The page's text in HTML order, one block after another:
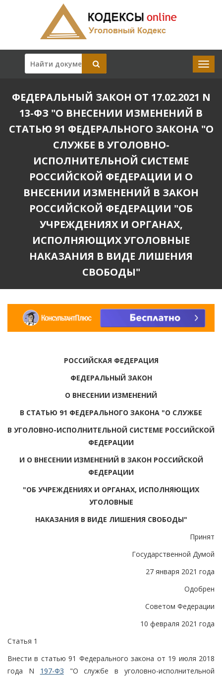
ФЕДЕРАЛЬНЫЙ ЗАКОН ОТ 17.02.2021 N
13-ФЗ "О ВНЕСЕНИИ ИЗМЕНЕНИЙ В
СТАТЬЮ 91 ФЕДЕРАЛЬНОГО ЗАКОНА "О
СЛУЖБЕ В УГОЛОВНО-
ИСПОЛНИТЕЛЬНОЙ СИСТЕМЕ
РОССИЙСКОЙ ФЕДЕРАЦИИ И О
ВНЕСЕНИИ ИЗМЕНЕНИЙ В ЗАКОН
РОССИЙСКОЙ ФЕДЕРАЦИИ "ОБ
УЧРЕЖДЕНИЯХ И ОРГАНАХ,
ИСПОЛНЯЮЩИХ УГОЛОВНЫЕ
НАКАЗАНИЯ В ВИДЕ ЛИШЕНИЯ
СВОБОДЫ"
РОССИЙСКАЯ ФЕДЕРАЦИЯ
ФЕДЕРАЛЬНЫЙ ЗАКОН
О ВНЕСЕНИИ ИЗМЕНЕНИЙ
В СТАТЬЮ 91 ФЕДЕРАЛЬНОГО ЗАКОНА "О СЛУЖБЕ
В УГОЛОВНО-ИСПОЛНИТЕЛЬНОЙ СИСТЕМЕ РОССИЙСКОЙ
ФЕДЕРАЦИИ
И О ВНЕСЕНИИ ИЗМЕНЕНИЙ В ЗАКОН РОССИЙСКОЙ
ФЕДЕРАЦИИ
"ОБ УЧРЕЖДЕНИЯХ И ОРГАНАХ, ИСПОЛНЯЮЩИХ
УГОЛОВНЫЕ
НАКАЗАНИЯ В ВИДЕ ЛИШЕНИЯ СВОБОДЫ"
Принят
Государственной Думой
27 января 2021 года
Одобрен
Советом Федерации
10 февраля 2021 года
Статья 1
Внести в статью 91 Федерального закона от 19 июля 2018
года N 197-ФЗ "О службе в уголовно-исполнительной